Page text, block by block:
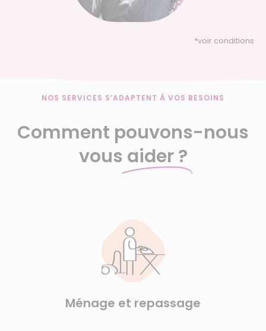
*voir conditions
NOS SERVICES S’ADAPTENT À VOS BESOINS
Comment pouvons-nous
vous aider ?
Ménage et repassage